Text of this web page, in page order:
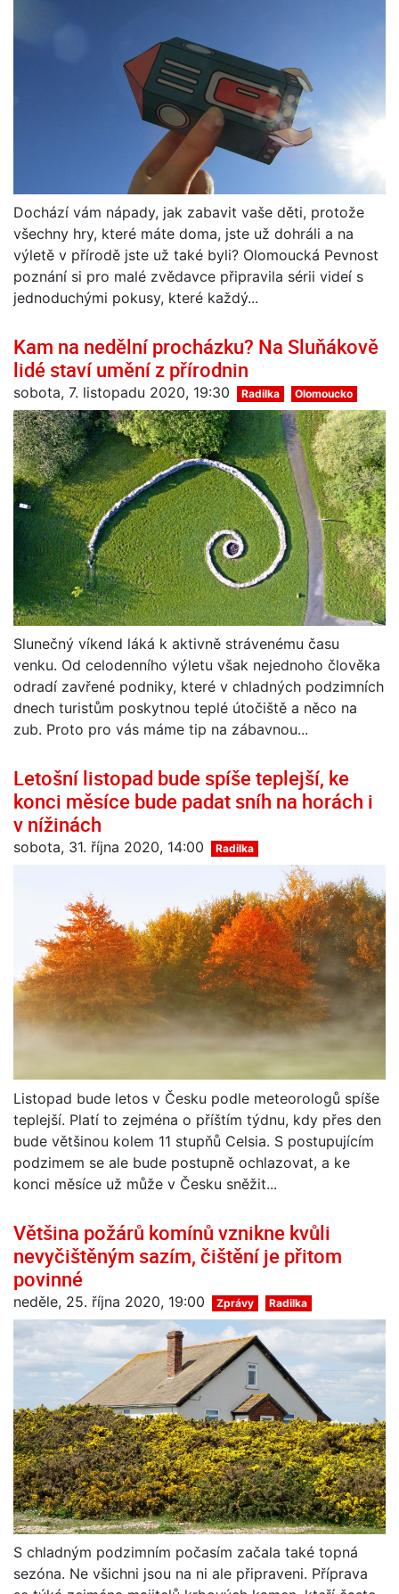
Dochází vám nápady, jak zabavit vaše děti, protože
všechny hry, které máte doma, jste už dohráli a na
výletě v přírodě jste už také byli? Olomoucká Pevnost
poznání si pro malé zvědavce připravila sérii videí s
jednoduchými pokusy, které každý...
Kam na nedělní procházku? Na Sluňákově
lidé staví umění z přírodnin
sobota, 7. listopadu 2020, 19:30 Radilka Olomoucko
Slunečný víkend láká k aktivně strávenému času
venku. Od celodenního výletu však nejednoho člověka
odradí zavřené podniky, které v chladných podzimních
dnech turistům poskytnou teplé útočiště a něco na
zub. Proto pro vás máme tip na zábavnou...
Letošní listopad bude spíše teplejší, ke
konci měsíce bude padat sníh na horách i
v nížinách
sobota, 31. října 2020, 14:00 Radilka
Listopad bude letos v Česku podle meteorologů spíše
teplejší. Platí to zejména o příštím týdnu, kdy přes den
bude většinou kolem 11 stupňů Celsia. S postupujícím
podzimem se ale bude postupně ochlazovat, a ke
konci měsíce už může v Česku sněžit...
Většina požárů komínů vznikne kvůli
nevyčištěným sazím, čištění je přitom
povinné
neděle, 25. října 2020, 19:00 Zprávy Radilka
S chladným podzimním počasím začala také topná
sezóna. Ne všichni jsou na ni ale připraveni. Příprava